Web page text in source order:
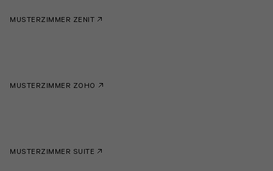
MUSTERZIMMER ZENIT
MUSTERZIMMER ZOHO
MUSTERZIMMER SUITE